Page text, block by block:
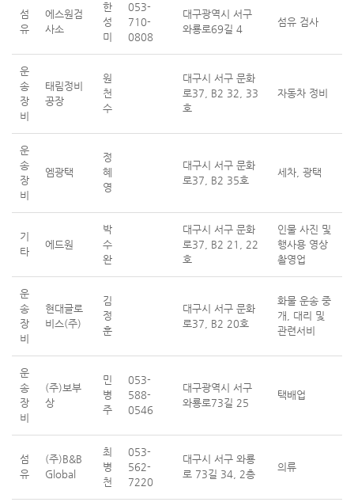
섬
유
에스원검
사소
한
성
미
053-
710-
0808
대구광역시 서구
와룡로69길 4
섬유 검사
운
송
장
비
태림정비
공장
원
천
수
대구시 서구 문화
로37, B2 32, 33
호
자동차 정비
운
송
장
비
엠광택
정
혜
영
대구시 서구 문화
로37, B2 35호
세차, 광택
기
타
에드원
박
수
완
대구시 서구 문화
로37, B2 21, 22
호
인물 사진 및
행사용 영상
촬영업
운
송
장
비
현대글로
비스(주)
김
정
훈
대구시 서구 문화
로37, B2 20호
화물 운송 중
개, 대리 및
관련서비
운
송
장
비
(주)보부
상
민
병
주
053-
588-
0546
대구광역시 서구
와룡로73길 25
택배업
섬
유
(주)B&B
Global
최
병
천
053-
562-
7220
대구시 서구 와룡
로 73길 34, 2층
의류